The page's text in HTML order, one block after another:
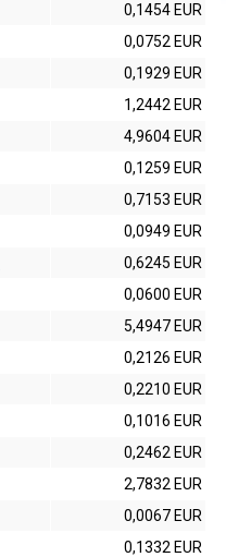
0,1454 EUR
0,0752 EUR
0,1929 EUR
1,2442 EUR
4,9604 EUR
0,1259 EUR
0,7153 EUR
0,0949 EUR
0,6245 EUR
0,0600 EUR
5,4947 EUR
0,2126 EUR
0,2210 EUR
0,1016 EUR
0,2462 EUR
2,7832 EUR
0,0067 EUR
0,1332 EUR